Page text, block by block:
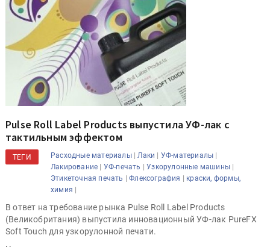
Pulse Roll Label Products выпустила УФ-лак с
тактильным эффектом
ТЕГИ Расходные материалы| Лаки | УФ-материалы |
Лакирование | УФ-печать |Узкорулонные машины |
Этикеточная печать |Флексография | краски, формы,
химия |
В ответ на требование рынка Pulse Roll Label Products
(Великобритания) выпустила инновационный УФ-лак PureFX
Soft Touch для узкорулонной печати.